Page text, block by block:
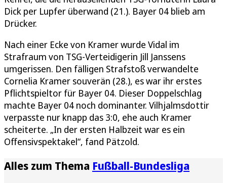
Dick per Lupfer überwand (21.). Bayer 04 blieb am
Drücker.
Nach einer Ecke von Kramer wurde Vidal im
Strafraum von TSG-Verteidigerin Jill Janssens
umgerissen. Den fälligen Strafstoß verwandelte
Cornelia Kramer souverän (28.), es war ihr erstes
Pflichtspieltor für Bayer 04. Dieser Doppelschlag
machte Bayer 04 noch dominanter. Vilhjalmsdottir
verpasste nur knapp das 3:0, ehe auch Kramer
scheiterte. „In der ersten Halbzeit war es ein
Offensivspektakel“, fand Pätzold.
Alles zum Thema Fußball-Bundesliga